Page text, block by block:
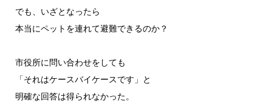
でも、いざとなったら
本当にペットを連れて避難できるのか？
市役所に問い合わせをしても
「それはケースバイケースです」と
明確な回答は得られなかった。